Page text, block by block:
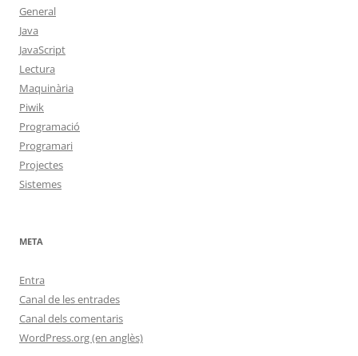
General
Java
JavaScript
Lectura
Maquinària
Piwik
Programació
Programari
Projectes
Sistemes
META
Entra
Canal de les entrades
Canal dels comentaris
WordPress.org (en anglès)